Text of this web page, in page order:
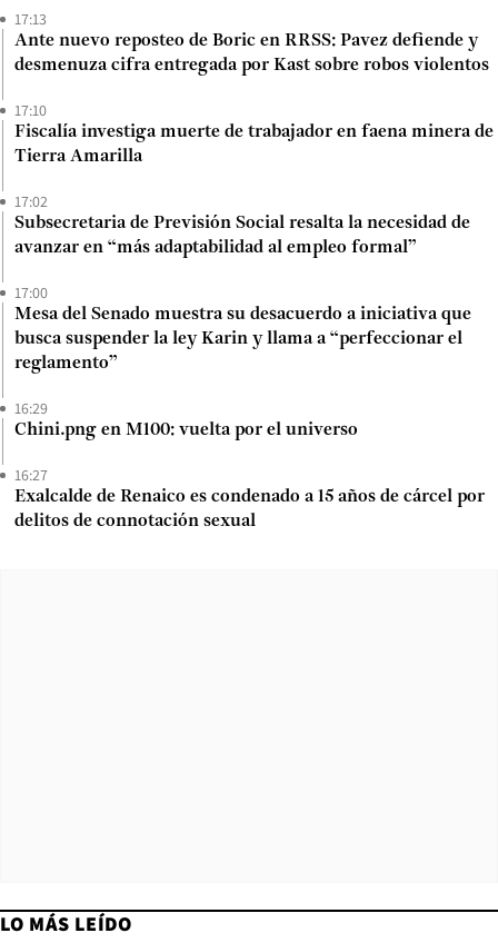
17:13
Ante nuevo reposteo de Boric en RRSS: Pavez defiende y
desmenuza cifra entregada por Kast sobre robos violentos
17:10
Fiscalía investiga muerte de trabajador en faena minera de
Tierra Amarilla
17:02
Subsecretaria de Previsión Social resalta la necesidad de
avanzar en “más adaptabilidad al empleo formal”
17:00
Mesa del Senado muestra su desacuerdo a iniciativa que
busca suspender la ley Karin y llama a “perfeccionar el
reglamento”
16:29
Chini.png en M100: vuelta por el universo
16:27
Exalcalde de Renaico es condenado a 15 años de cárcel por
delitos de connotación sexual
LO MÁS LEÍDO